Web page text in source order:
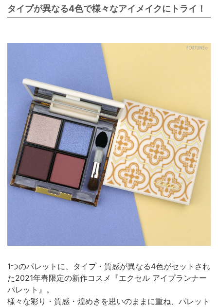
タイプが異なる4色で様々なアイメイクにトライ！
1つのパレットに、タイプ・質感が異なる4色がセットされ
た2021年春限定の新作コスメ『エクセル アイプランナー
パレット』。
様々な彩り・質感・煌めきを思いのままに重ね、パレット